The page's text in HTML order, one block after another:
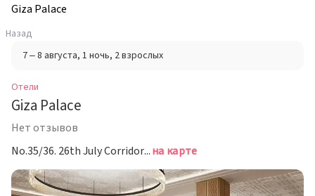
Giza Palace
Назад
7 – 8 августа, 1 ночь, 2 взрослых
Отели
Giza Palace
Нет отзывов
No.35/36. 26th July Corridor Sheikh Zayed, 6th of October City 12588 Giza, Egypt, Шейх Заед Ситина карте